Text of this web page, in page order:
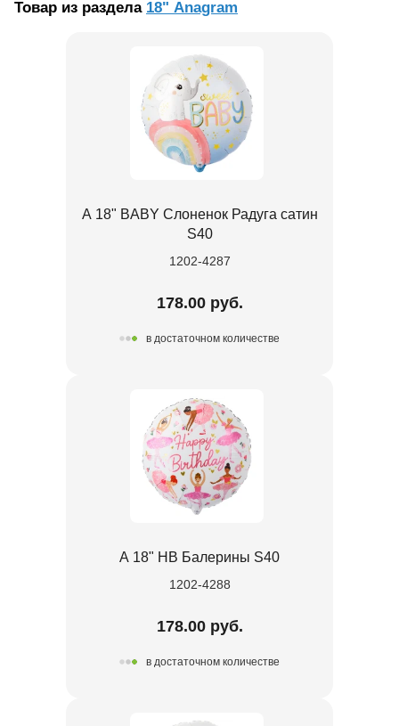
Товар из раздела 18" Anagram
А 18" BABY Слоненок Радуга сатин
S40
1202-4287
178.00 руб.
в достаточном количестве
А 18" HB Балерины S40
1202-4288
178.00 руб.
в достаточном количестве